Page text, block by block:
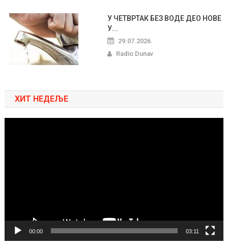
У ЧЕТВРТАК БЕЗ ВОДЕ ДЕО НОВЕ
У...
29.07.2026.
Radio Dunav
ХИТ НЕДЕЉЕ
00:00 03:11